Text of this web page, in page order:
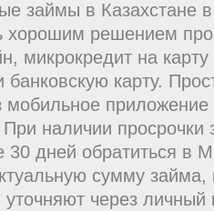
займы в Казахстане
хорошим решением
микрокредит на
карту.
мобильное приложение
наличии просрочки
30 дней обратиться в
сумму займа,
через личный